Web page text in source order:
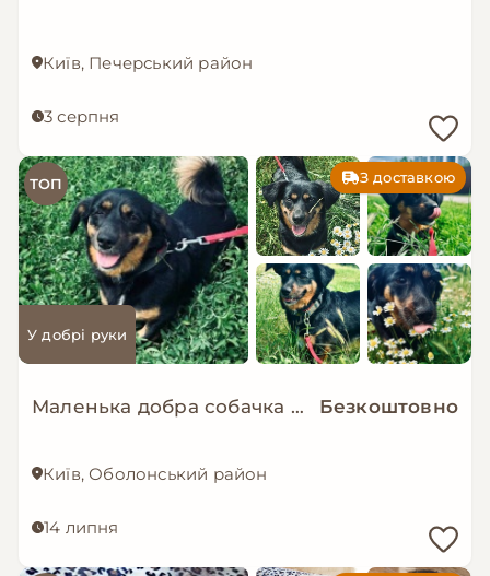
Київ, Печерський район
3 серпня
ТОП З доставкою
У добрі руки
Маленька добра собачка мріє знову стати домашньою! Безкоштовно
Київ, Оболонський район
14 липня